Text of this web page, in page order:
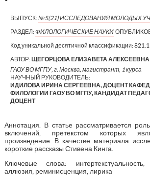
ВЫПУСК:№5(21) ИССЛЕДОВАНИЯ МОЛОДЫХ
РАЗДЕЛ:ФИЛОЛОГИЧЕСКИЕ НАУКИ
Код уникальной десятичной классификации:
АВТОР:ЩЕГОРЦОВА ЕЛИЗАВЕТА АЛЕКСЕЕВНА
ГАОУ ВО МГПУ, г. Москва, магистрант, 1 курса
НАУЧНЫЙ РУКОВОДИТЕЛЬ:
ИДИЛОВА ИРИНА СЕРГЕЕВНА, ДОЦЕНТ
ФИЛОЛОГИИ ГАОУ ВО МГПУ, КАНДИДАТ
ДОЦЕНТ
Аннотация. В статье рассматривается
включений, претекстом которых
произведение. В качестве материала
короткие рассказы Стивена Кинга.
Ключевые слова: интертекстуальность,
аллюзия, реминисценция, лирика